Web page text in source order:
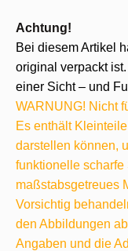
Achtung!
Bei diesem Artikel
original verpackt
einer Sicht – und
WARNUNG! Nicht
Es enthält
darstellen können,
funktionelle
maßstabsgetreues
Vorsichtig
den Abbildungen
Angaben und die